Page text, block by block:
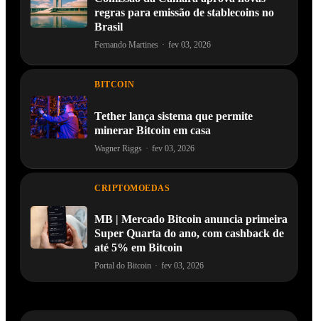
regras para emissão de stablecoins no
Brasil
Fernando Martines · fev 03, 2026
BITCOIN
Tether lança sistema que permite
minerar Bitcoin em casa
Wagner Riggs · fev 03, 2026
CRIPTOMOEDAS
MB | Mercado Bitcoin anuncia primeira
Super Quarta do ano, com cashback de
até 5% em Bitcoin
Portal do Bitcoin · fev 03, 2026